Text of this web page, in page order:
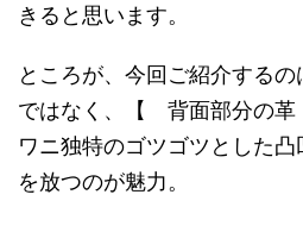
きると思います。
ところが、今回ご紹介する
ではなく、【 背面部分の革
ワニ独特のゴツゴツとした
を放つのが魅力。